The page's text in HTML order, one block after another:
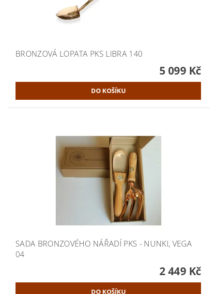
BRONZOVÁ LOPATA PKS LIBRA 140
5 099 Kč
SADA BRONZOVÉHO NÁŘADÍ PKS - NUNKI, VEGA
04
2 449 Kč